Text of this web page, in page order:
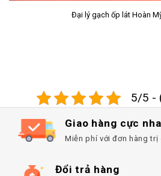
Sàn nhựa giả gỗ SPC
5/5 -
Giao hàng cực
Miễn phí với đơn hàng trị
Đổi trả hàng